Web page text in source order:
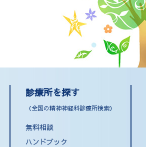
診療所を探す
（全国の精神神経科診療所検索）
無料相談
ハンドブック